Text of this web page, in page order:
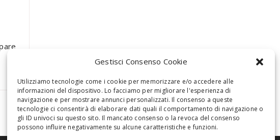
Gestisci Consenso Cookie
Utilizziamo tecnologie come i cookie per memorizzare e/o accedere alle
informazioni del dispositivo. Lo facciamo per migliorare l'esperienza di
navigazione e per mostrare annunci personalizzati. Il consenso a queste
tecnologie ci consentirà di elaborare dati quali il comportamento di navigazione o
gli ID univoci su questo sito. Il mancato consenso o la revoca del consenso
possono influire negativamente su alcune caratteristiche e funzioni.